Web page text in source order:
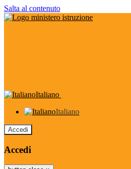
Salta al contenuto
Italiano
Italiano
Accedi
Accedi